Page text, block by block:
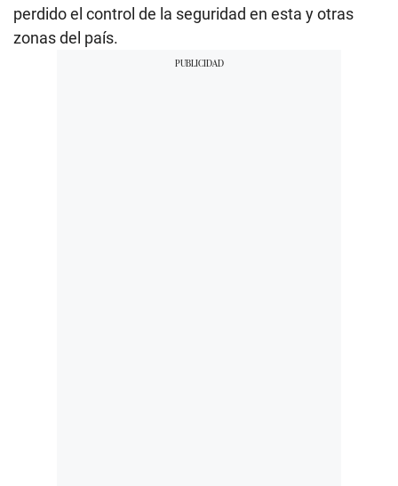
perdido el control de la seguridad en esta y otras
zonas del país.